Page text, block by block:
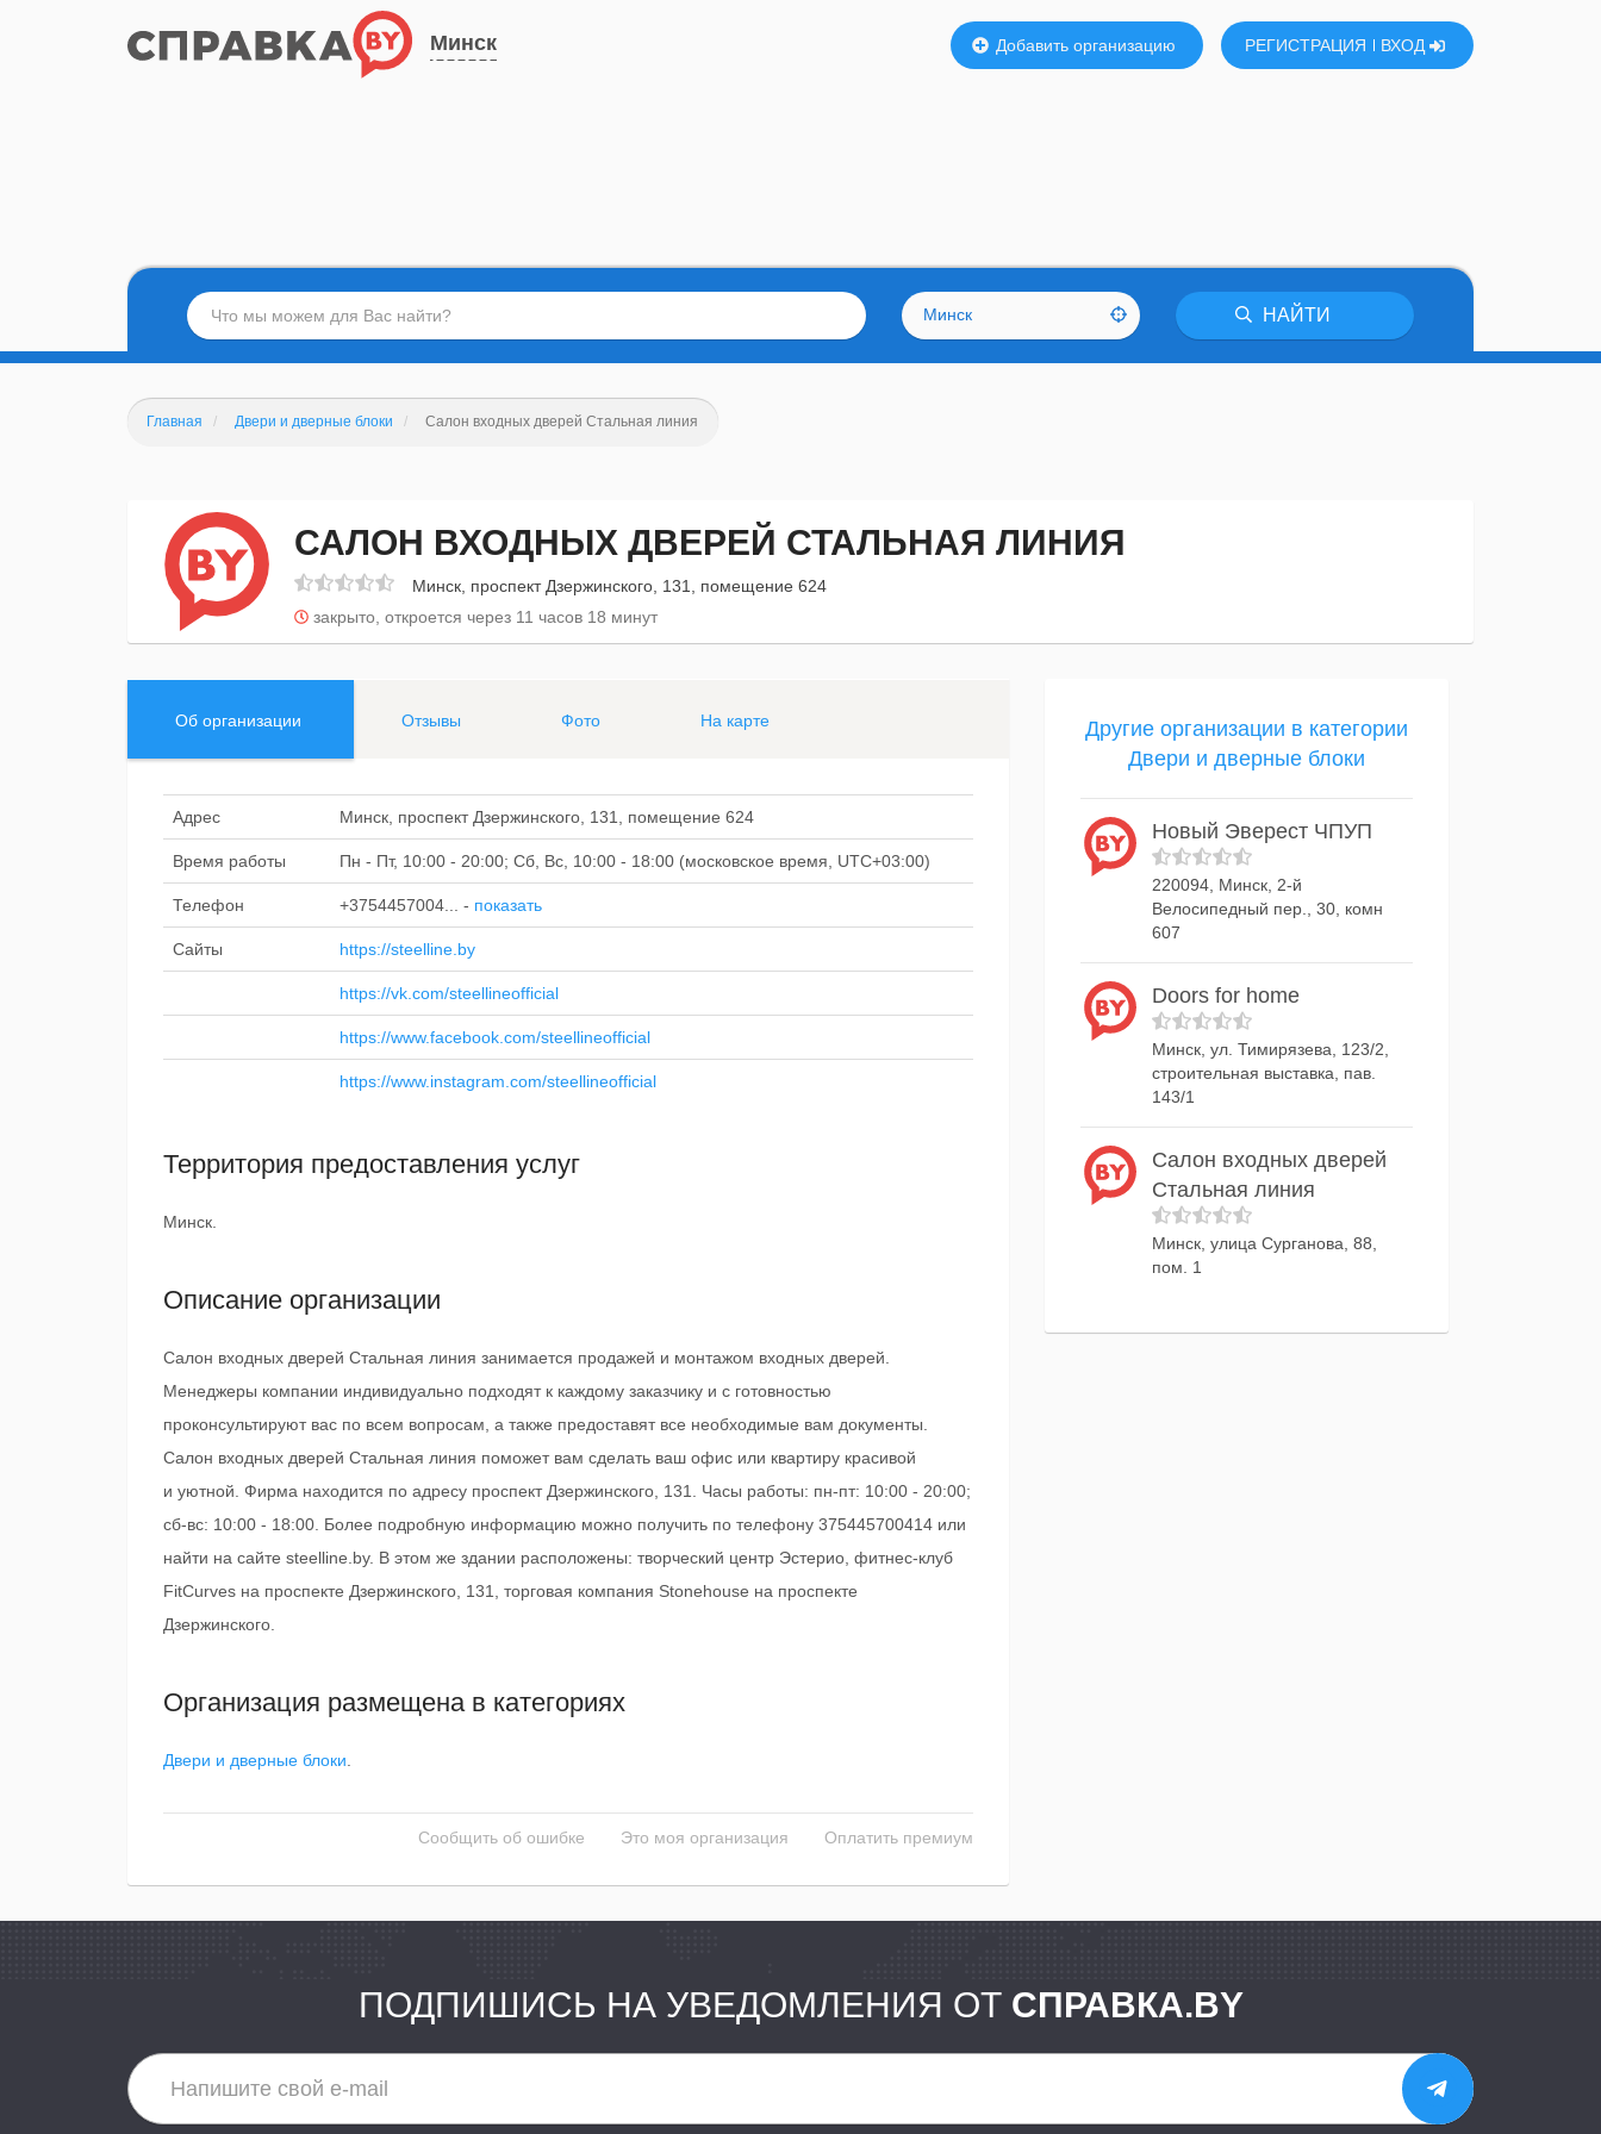
Минск Добавить организацию РЕГИСТРАЦИЯ ВХОД
Минск НАЙТИ
Главная Двери и дверные блоки Салон входных дверей Стальная линия
САЛОН ВХОДНЫХ ДВЕРЕЙ СТАЛЬНАЯ ЛИНИЯ
Минск, проспект Дзержинского, 131, помещение 624
закрыто, откроется через 11 часов 18 минут
Об организации Отзывы Фото На карте
Адрес Минск, проспект Дзержинского, 131, помещение 624
Время работы Пн - Пт, 10:00 - 20:00; Сб, Вс, 10:00 - 18:00 (московское время, UTC+03:00)
Телефон +3754457004... - показать
Сайты https://steelline.by
https://vk.com/steellineofficial
https://www.facebook.com/steellineofficial
https://www.instagram.com/steellineofficial
Территория предоставления услуг
Минск.
Описание организации
Салон входных дверей Стальная линия занимается продажей и монтажом входных дверей.
Менеджеры компании индивидуально подходят к каждому заказчику и с готовностью
проконсультируют вас по всем вопросам, а также предоставят все необходимые вам документы.
Салон входных дверей Стальная линия поможет вам сделать ваш офис или квартиру красивой
и уютной. Фирма находится по адресу проспект Дзержинского, 131. Часы работы: пн-пт: 10:00 - 20:00;
сб-вс: 10:00 - 18:00. Более подробную информацию можно получить по телефону 375445700414 или
найти на сайте steelline.by. В этом же здании расположены: творческий центр Эстерио, фитнес-клуб
FitCurves на проспекте Дзержинского, 131, торговая компания Stonehouse на проспекте
Дзержинского.
Организация размещена в категориях
Двери и дверные блоки
Сообщить об ошибке Это моя организация Оплатить премиум
Другие организации в категории
Двери и дверные блоки
Новый Эверест ЧПУП
220094, Минск, 2-й
Велосипедный пер., 30, комн
607
Doors for home
Минск, ул. Тимирязева, 123/2,
строительная выставка, пав.
143/1
Салон входных дверей
Стальная линия
Минск, улица Сурганова, 88,
пом. 1
ПОДПИШИСЬ НА УВЕДОМЛЕНИЯ ОТ СПРАВКА.BY